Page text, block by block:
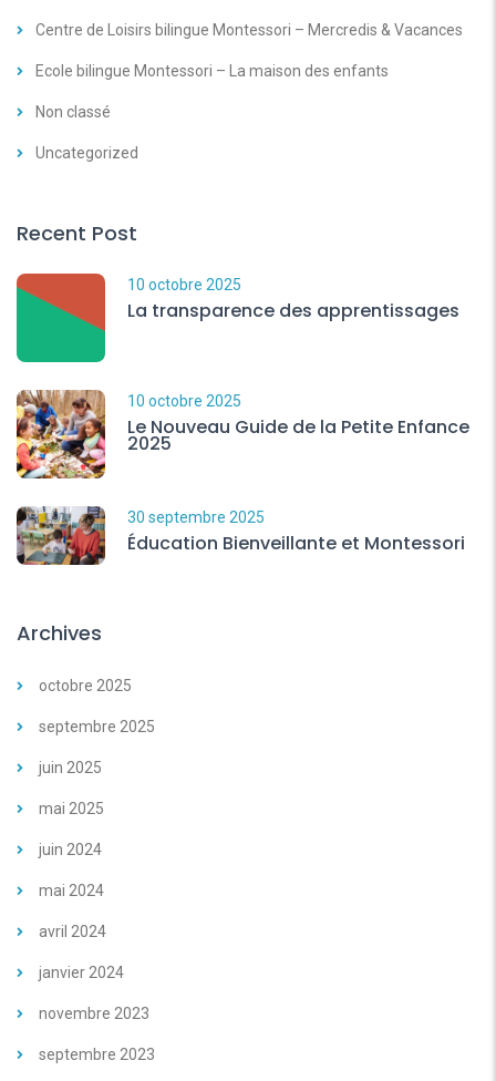
Centre de Loisirs bilingue Montessori – Mercredis & Vacances
Ecole bilingue Montessori – La maison des enfants
Non classé
Uncategorized
Recent Post
10 octobre 2025
La transparence des apprentissages
10 octobre 2025
Le Nouveau Guide de la Petite Enfance
2025
30 septembre 2025
Éducation Bienveillante et Montessori
Archives
octobre 2025
septembre 2025
juin 2025
mai 2025
juin 2024
mai 2024
avril 2024
janvier 2024
novembre 2023
septembre 2023